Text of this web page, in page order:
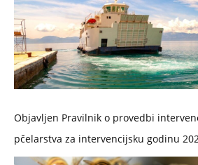
Objavljen Pravilnik o provedbi
pčelarstva za intervencijsku godinu